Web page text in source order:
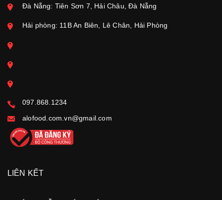
Đà Nẵng: Tiên Sơn 7, Hải Châu, Đà Nẵng
Hải phòng: 11B An Biên, Lê Chân, Hải Phòng
097.868.1234
alofood.com.vn@gmail.com
LIÊN KẾT